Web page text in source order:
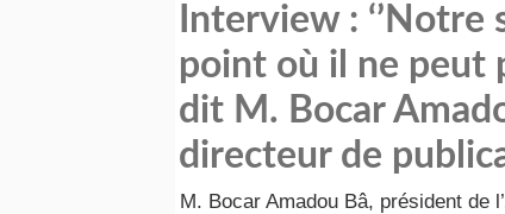
Interview :
point où il ne peut
dit M. Bocar
directeur de
M. Bocar Amadou Bâ, président de